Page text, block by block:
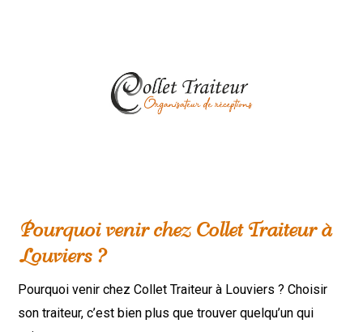
Pourquoi venir chez Collet Traiteur à
Louviers ?
Pourquoi venir chez Collet Traiteur à Louviers ? Choisir
son traiteur, c’est bien plus que trouver quelqu’un qui